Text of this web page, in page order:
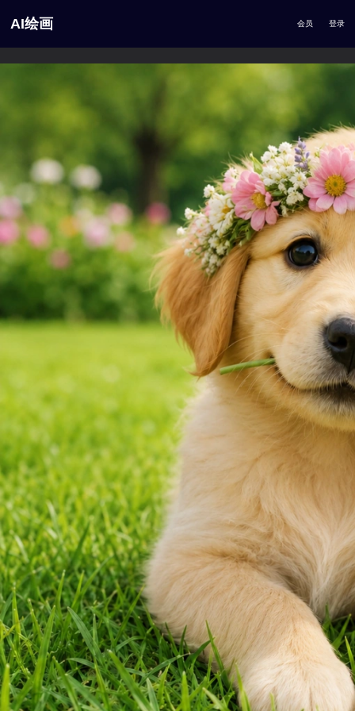
AI绘画 会员 登录